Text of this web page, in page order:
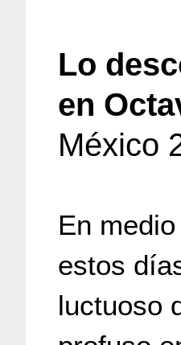
Lo
en
México
En
estos
luctuoso